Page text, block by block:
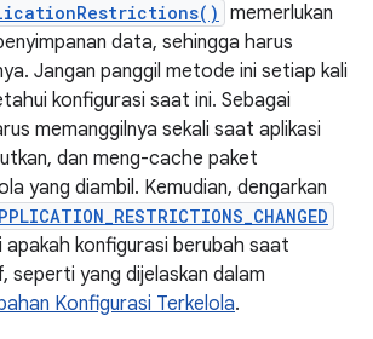
memerlukan
data, sehingga harus
Jangan panggil metode ini setiap kali
konfigurasi saat ini. Sebagai
memanggilnya sekali saat aplikasi
dan meng-cache paket
yang diambil. Kemudian, dengarkan
apakah konfigurasi berubah saat
seperti yang dijelaskan dalam
Konfigurasi Terkelola.